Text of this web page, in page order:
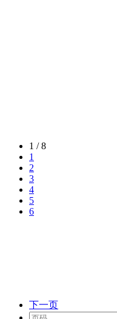
1 / 8
1
2
3
4
5
6
下一页